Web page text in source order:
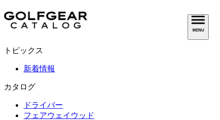
MENU
トピックス
新着情報
カタログ
ドライバー
フェアウェイウッド